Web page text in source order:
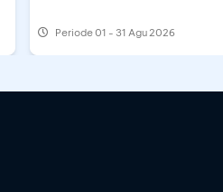
Periode01 - 31 Agu 2026